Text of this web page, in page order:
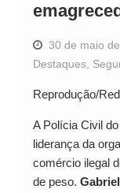
30 de maio
Destaques,
Reprodução/
A Polícia Civil
liderança da
comércio ilegal
de peso.